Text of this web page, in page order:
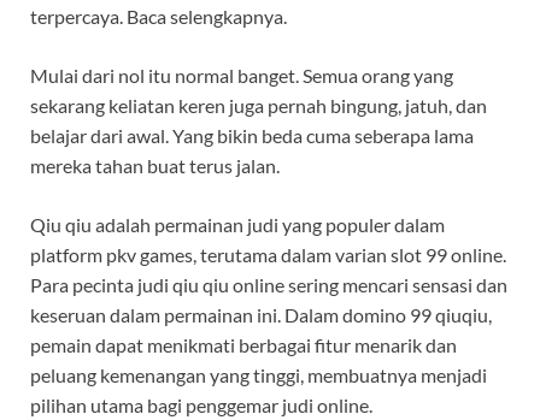
terpercaya. Baca selengkapnya.
Mulai dari nol itu normal banget. Semua orang yang
sekarang keliatan keren juga pernah bingung, jatuh, dan
belajar dari awal. Yang bikin beda cuma seberapa lama
mereka tahan buat terus jalan.
Qiu qiu adalah permainan judi yang populer dalam
platform pkv games, terutama dalam varian slot 99 online.
Para pecinta judi qiu qiu online sering mencari sensasi dan
keseruan dalam permainan ini. Dalam domino 99 qiuqiu,
pemain dapat menikmati berbagai fitur menarik dan
peluang kemenangan yang tinggi, membuatnya menjadi
pilihan utama bagi penggemar judi online.